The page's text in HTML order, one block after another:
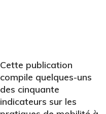
Cette publication
compile quelques-uns
des cinquante
indicateurs sur les